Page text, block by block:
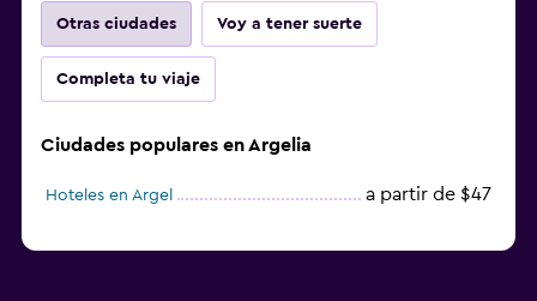
Otras ciudades Voy a tener suerte
Completa tu viaje
Ciudades populares en Argelia
Hoteles en Argel a partir de $47